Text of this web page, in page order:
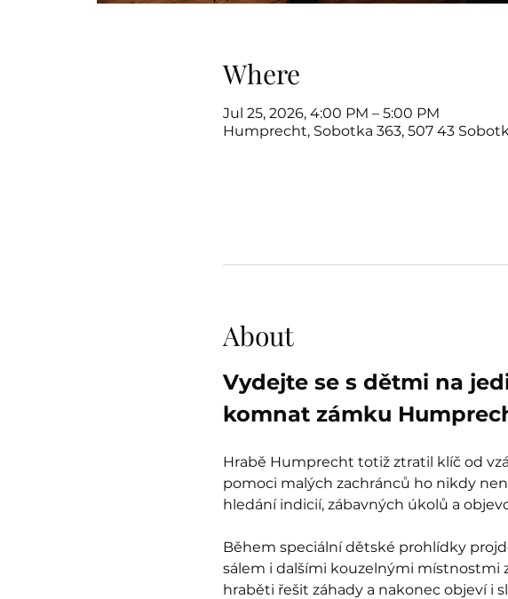
Where
Jul 25, 2026, 4:00 PM – 5:00 PM
Humprecht, Sobotka 363, 507 43
About
Vydejte se s dětmi na
komnat zámku
Hrabě Humprecht totiž ztratil klíč od
pomoci malých zachránců ho nikdy
hledání indicií, zábavných úkolů a
Během speciální dětské prohlídky
sálem i dalšími kouzelnými místnostmi
hraběti řešit záhady a nakonec objeví i